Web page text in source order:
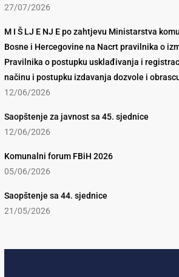
27/07/2026
M I Š LJ E NJ E po zahtjevu Ministarstva
Bosne i Hercegovine na Nacrt pravilnika o
Pravilnika o postupku usklađivanja i
načinu i postupku izdavanja dozvole i
12/06/2026
Saopštenje za javnost sa 45. sjednice
12/06/2026
Komunalni forum FBiH 2026
05/06/2026
Saopštenje sa 44. sjednice
21/05/2026